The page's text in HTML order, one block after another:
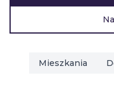
Mieszkania